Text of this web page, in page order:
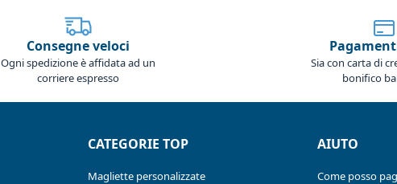
Consegne veloci
Ogni spedizione è affidata ad un
corriere espresso
Sia con carta di
bonifico
CATEGORIE TOP
Magliette personalizzate
AIUTO
Come posso